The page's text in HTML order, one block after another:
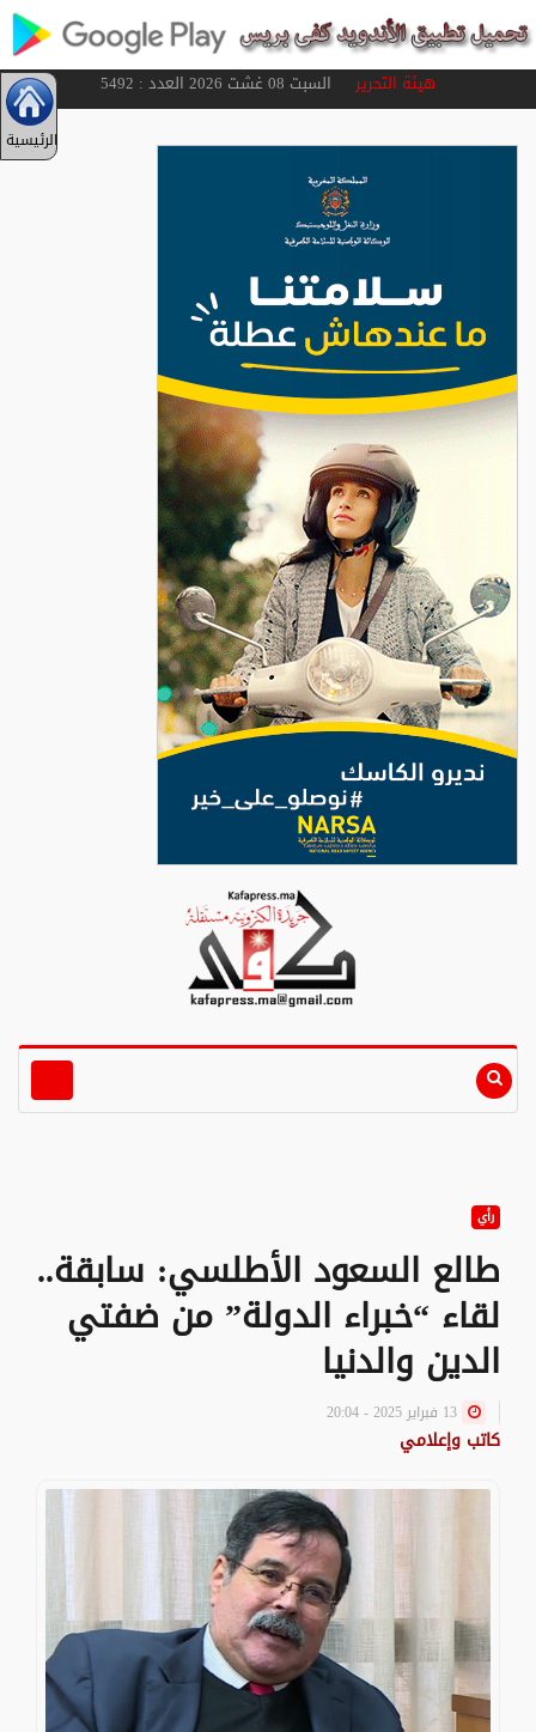
هيئة التحريرالسبت 08 غشت 2026 العدد : 5492
الرئيسية
رأي
طالع السعود الأطلسي: سابقة..
لقاء “خبراء الدولة” من ضفتي
الدين والدنيا
كاتب وإعلامي